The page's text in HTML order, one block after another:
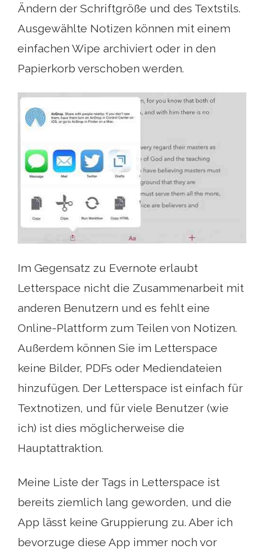
Ändern der Schriftgröße und des Textstils.
Ausgewählte Notizen können mit einem
einfachen Wipe archiviert oder in den
Papierkorb verschoben werden.
Im Gegensatz zu Evernote erlaubt
Letterspace nicht die Zusammenarbeit mit
anderen Benutzern und es fehlt eine
Online-Plattform zum Teilen von Notizen.
Außerdem können Sie im Letterspace
keine Bilder, PDFs oder Mediendateien
hinzufügen. Der Letterspace ist einfach für
Textnotizen, und für viele Benutzer (wie
ich) ist dies möglicherweise die
Hauptattraktion.
Meine Liste der Tags in Letterspace ist
bereits ziemlich lang geworden, und die
App lässt keine Gruppierung zu. Aber ich
bevorzuge diese App immer noch vor